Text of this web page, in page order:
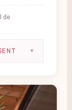
de
▼